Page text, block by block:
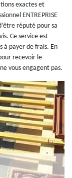
exactes et
ENTREPRISE
réputé pour sa
Ce service est
à payer de frais. En
recevoir le
vous engagent pas.